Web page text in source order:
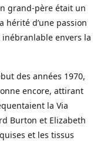
grand-père était un
d’une passion
inébranlable envers la
des années 1970,
encore, attirant
la Via
Burton et Elizabeth
et les tissus